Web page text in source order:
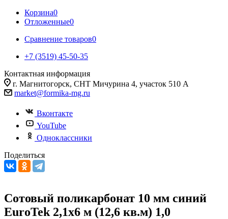
Корзина0
Отложенные0
Сравнение товаров0
+7 (3519) 45-50-35
Контактная информация
г. Магнитогорск, СНТ Мичурина 4, участок 510 А
market@formika-mg.ru
Вконтакте
YouTube
Одноклассники
Поделиться
Сотовый поликарбонат 10 мм синий
EuroTek 2,1х6 м (12,6 кв.м) 1,0